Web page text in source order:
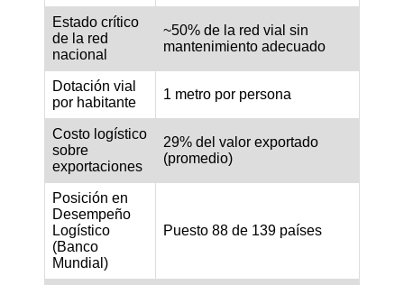
Estado crítico
de la red
nacional
~50% de la red vial sin
mantenimiento adecuado
Dotación vial
por habitante
1 metro por persona
Costo logístico
sobre
exportaciones
29% del valor exportado
(promedio)
Posición en
Desempeño
Logístico
(Banco
Mundial)
Puesto 88 de 139 países